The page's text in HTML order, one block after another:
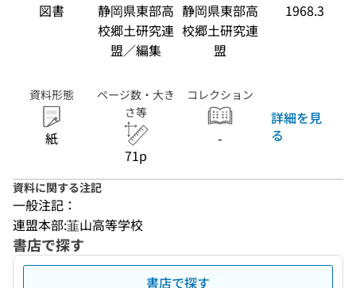
図書
静岡県東部高
校郷土研究連
盟／編集
静岡県東部高
校郷土研究連
盟
1968.3
資料形態
紙
ページ数・大き
さ等
71p
コレクション
-
詳細を見
る
資料に関する注記
一般注記：
連盟本部:韮山高等学校
書店で探す
書店で探す